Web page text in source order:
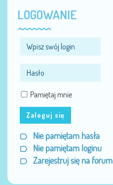
LOGOWANIE
Pamiętaj mnie
Zaloguj się
Nie pamiętam hasła
Nie pamiętam loginu
Zarejestruj się na forum